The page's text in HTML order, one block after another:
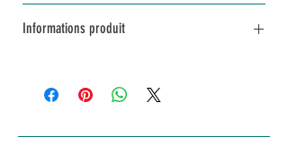
et sur mesure, n’hésitez pas à me contacter
Informations produit
Possibilité de faire une trousse sur mesure
sur demande